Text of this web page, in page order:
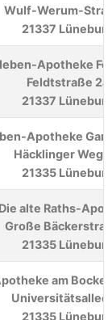
Wulf-Werum-
21337
Apotheke
Feldtstraße 2a
21337
Apotheke
Häcklinger Weg
21335
Die alte Raths-
Große
21335
am
Universitätsallee
21335